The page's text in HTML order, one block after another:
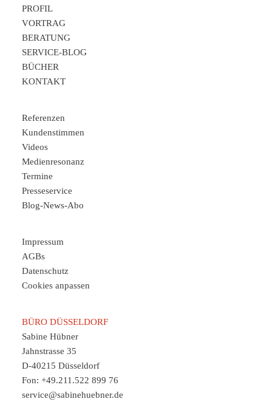
PROFIL
VORTRAG
BERATUNG
SERVICE-BLOG
BÜCHER
KONTAKT
Referenzen
Kundenstimmen
Videos
Medienresonanz
Termine
Presseservice
Blog-News-Abo
Impressum
AGBs
Datenschutz
Cookies anpassen
BÜRO DÜSSELDORF
Sabine Hübner
Jahnstrasse 35
D-40215 Düsseldorf
Fon: +49.211.522 899 76
service@sabinehuebner.de